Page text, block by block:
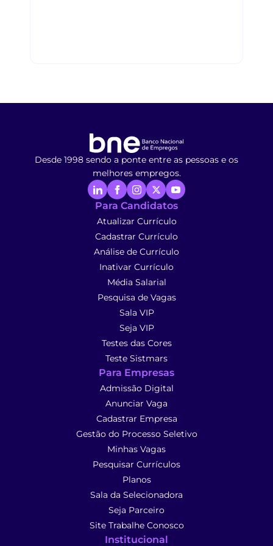
Desde 1998 sendo a ponte entre as pessoas e os
melhores empregos.
Para Candidatos
Atualizar Currículo
Cadastrar Currículo
Análise de Currículo
Inativar Currículo
Média Salarial
Pesquisa de Vagas
Sala VIP
Seja VIP
Testes das Cores
Teste Sistmars
Para Empresas
Admissão Digital
Anunciar Vaga
Cadastrar Empresa
Gestão do Processo Seletivo
Minhas Vagas
Pesquisar Currículos
Planos
Sala da Selecionadora
Seja Parceiro
Site Trabalhe Conosco
Institucional